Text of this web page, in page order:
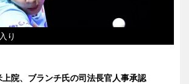
り
上院、ブランチ氏の司法長官人事承認